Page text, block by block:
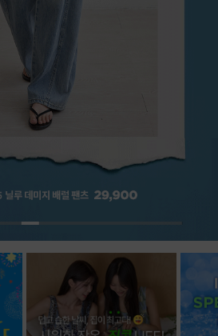
자체제작